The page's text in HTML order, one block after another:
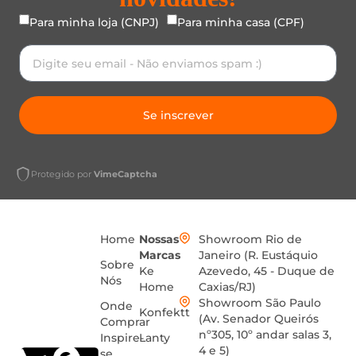
Para minha loja (CNPJ) Para minha casa (CPF)
Se inscrever
Protegido por VimeCaptcha
Home
Sobre
Nós
Onde
Comprar
Inspire-
Nossas
Marcas
Ke
Home
Konfektt
Lanty
Showroom Rio de
Janeiro (R. Eustáquio
Azevedo, 45 - Duque de
Caxias/RJ)
Showroom São Paulo
(Av. Senador Queirós
nº305, 10º andar salas 3,
4 e 5)